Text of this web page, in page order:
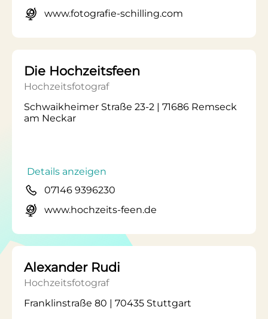
www.fotografie-schilling.com
Die Hochzeitsfeen
Hochzeitsfotograf
Schwaikheimer Straße 23-2 | 71686 Remseck
am Neckar
Details anzeigen
07146 9396230
www.hochzeits-feen.de
Alexander Rudi
Hochzeitsfotograf
Franklinstraße 80 | 70435 Stuttgart